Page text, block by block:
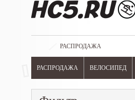
РАСПРОДАЖА
РАСПРОДАЖА ВЕЛОСИПЕД